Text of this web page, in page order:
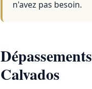
n'avez pas besoin.
Calvados